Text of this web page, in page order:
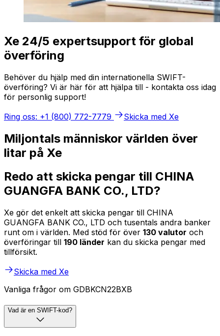
Xe 24/5 expertsupport för global
överföring
Behöver du hjälp med din internationella SWIFT-
överföring? Vi är här för att hjälpa till - kontakta oss idag
för personlig support!
Ring oss: +1 (800) 772-7779
Skicka med Xe
Miljontals människor världen över
litar på Xe
Redo att skicka pengar till CHINA
GUANGFA BANK CO., LTD?
Xe gör det enkelt att skicka pengar till CHINA
GUANGFA BANK CO., LTD och tusentals andra banker
runt om i världen. Med stöd för över 130 valutor och
överföringar till 190 länder kan du skicka pengar med
tillförsikt.
Skicka med Xe
Vanliga frågor om GDBKCN22BXB
Vad är en SWIFT-kod?